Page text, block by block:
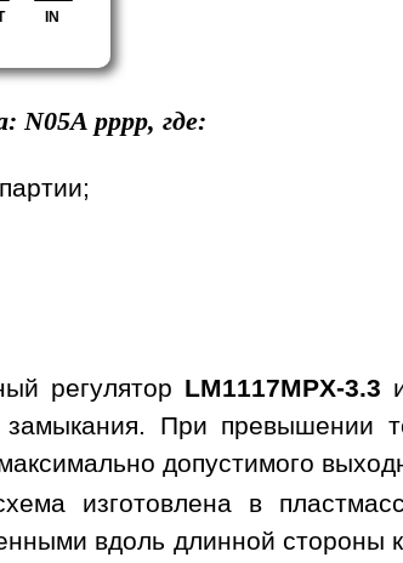
IN
N05A pppp, где:
регулятор LM1117MPX-3.3
замыкания. При превышении
допустимого
изготовлена в
вдоль длинной стороны